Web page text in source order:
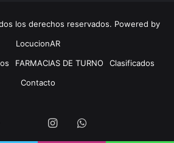
los derechos reservados. Powered by
LocucionAR
FARMACIAS DE TURNO
Clasificados
Contacto
Facebook InstagramWhatsapp